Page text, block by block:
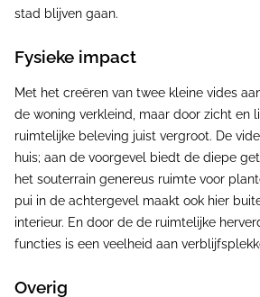
stad blijven gaan.
Fysieke impact
Met het creëren van twee kleine vides
de woning verkleind, maar door zicht en
ruimtelijke beleving juist vergroot. De
huis; aan de voorgevel biedt de diepe
het souterrain genereus ruimte voor
pui in de achtergevel maakt ook hier
interieur. En door de de ruimtelijke
functies is een veelheid aan
Overig